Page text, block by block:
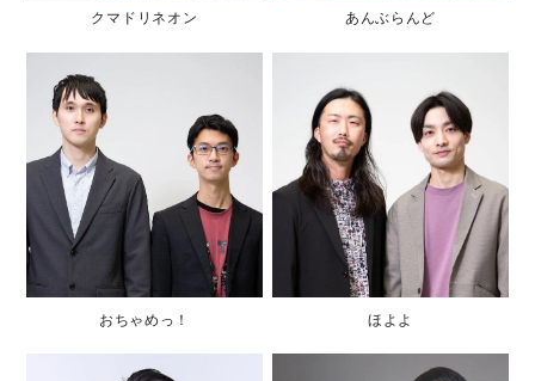
クマドリネオン あんぶらんど
おちゃめっ！ ほよよ